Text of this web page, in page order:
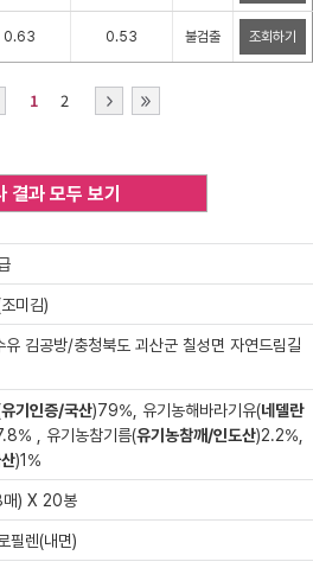
0.63 0.53 불검출 조회하기
1 2
결과 모두 보기
미김)
유 김공방/충청북도 괴산군 칠성면 자연드림길
유기인증/국산)79%, 유기농해바라기유(네델란
, 유기농참기름(유기농참깨/인도산)2.2%,
)1%
) X 20봉
필렌(내면)